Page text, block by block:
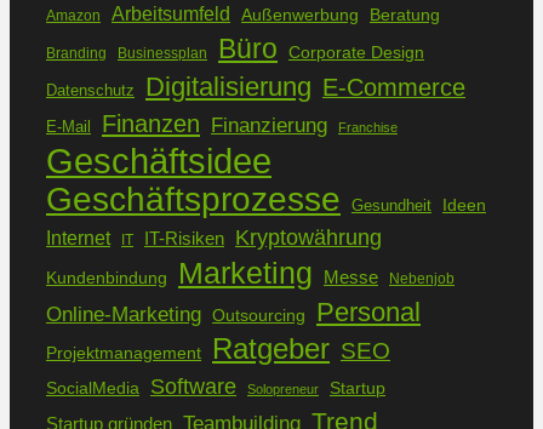
Amazon Arbeitsumfeld Außenwerbung Beratung
Branding Businessplan Büro Corporate Design
Datenschutz Digitalisierung E-Commerce
E-Mail Finanzen Finanzierung Franchise
Geschäftsidee
Geschäftsprozesse Gesundheit Ideen
Internet IT IT-Risiken Kryptowährung
Kundenbindung Marketing Messe Nebenjob
Online-Marketing Outsourcing Personal
Projektmanagement Ratgeber SEO
SocialMedia Software Solopreneur Startup
Startup gründen Teambuilding Trend